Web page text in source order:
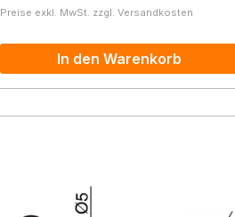
Preise exkl. MwSt. zzgl. Versandkosten
In den Warenkorb